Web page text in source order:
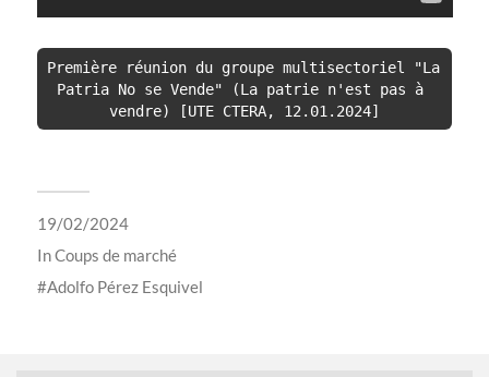
Première réunion du groupe multisectoriel "La
Patria No se Vende" (La patrie n'est pas à
19/02/2024
InCoups de marché
Adolfo Pérez Esquivel